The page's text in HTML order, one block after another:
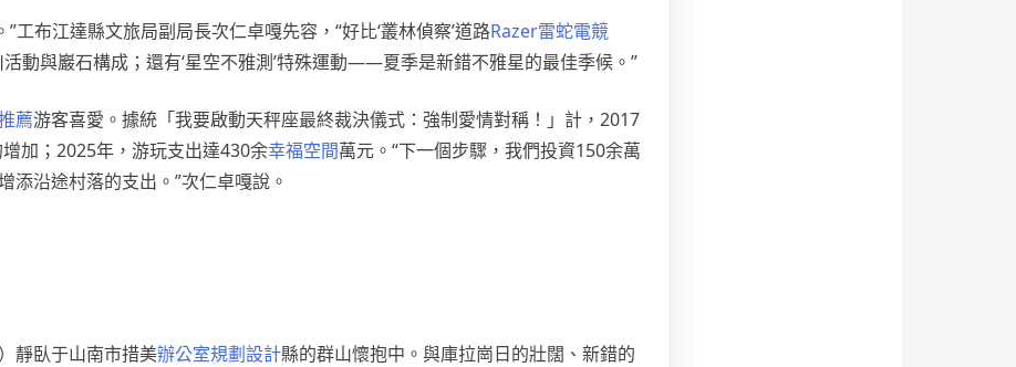
工布江達縣文旅局副局長次仁卓嘎先容，“好比‘叢林偵察’道路Razer雷蛇電競
活動與巖石構成；還有‘星空不雅測’特殊運動——夏季是新錯不雅星的最佳季候。”
薦游客喜愛。據統「我要啟動天秤座最終裁決儀式：強制愛情對稱！」計，2017
加；2025年，游玩支出達430余幸福空間萬元。“下一個步驟，我們投資150余萬
添沿途村落的支出。”次仁卓嘎說。
靜臥于山南市措美辦公室規劃設計縣的群山懷抱中。與庫拉崗日的壯闊、新錯的